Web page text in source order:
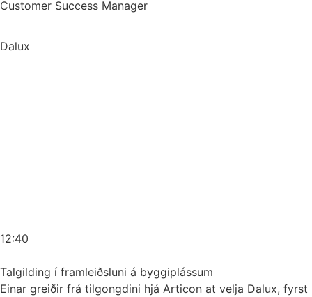
Customer Success Manager
Dalux
12:40
Talgilding í framleiðsluni á byggiplássum
Einar greiðir frá tilgongdini hjá Articon at velja Dalux, fyrst